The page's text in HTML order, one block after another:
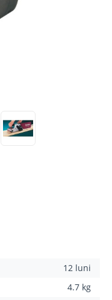
12 luni
4.7 kg